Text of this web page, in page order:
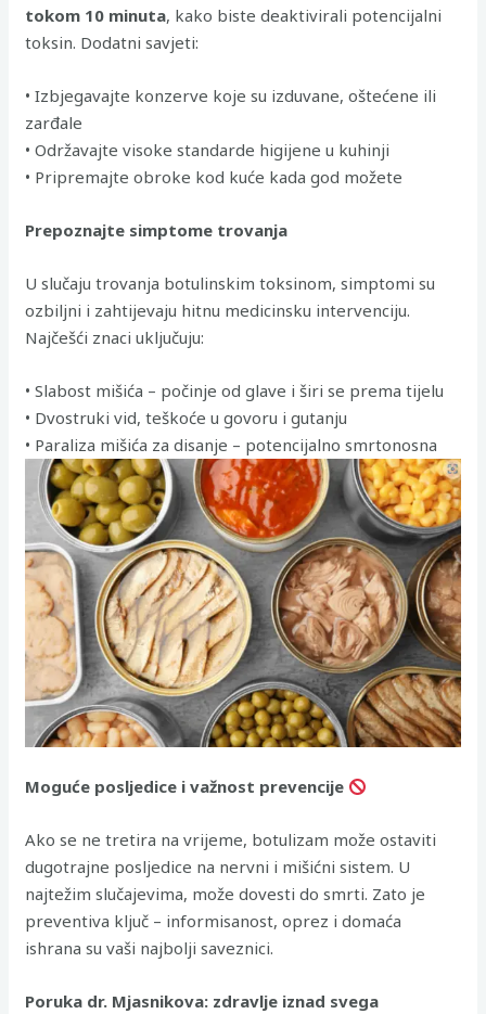
tokom 10 minuta, kako biste deaktivirali potencijalni
toksin. Dodatni savjeti:
• Izbjegavajte konzerve koje su izduvane, oštećene ili
zarđale
• Održavajte visoke standarde higijene u kuhinji
• Pripremajte obroke kod kuće kada god možete
Prepoznajte simptome trovanja
U slučaju trovanja botulinskim toksinom, simptomi su
ozbiljni i zahtijevaju hitnu medicinsku intervenciju.
Najčešći znaci uključuju:
• Slabost mišića – počinje od glave i širi se prema tijelu
• Dvostruki vid, teškoće u govoru i gutanju
• Paraliza mišića za disanje – potencijalno smrtonosna
Moguće posljedice i važnost prevencije
Ako se ne tretira na vrijeme, botulizam može ostaviti
dugotrajne posljedice na nervni i mišićni sistem. U
najtežim slučajevima, može dovesti do smrti. Zato je
preventiva ključ – informisanost, oprez i domaća
ishrana su vaši najbolji saveznici.
Poruka dr. Mjasnikova: zdravlje iznad svega